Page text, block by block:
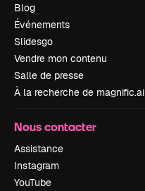
Blog
Événements
Slidesgo
Vendre mon contenu
Salle de presse
À la recherche de magnific.ai
Nous contacter
Assistance
Instagram
YouTube